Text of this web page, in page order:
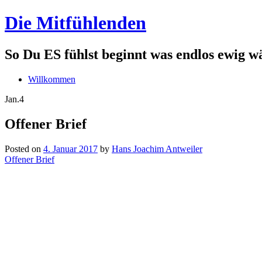
Die Mitfühlenden
So Du ES fühlst beginnt was endlos ewig
Willkommen
Jan.4
Offener Brief
Posted on 4. Januar 2017 by Hans Joachim Antweiler
Offener Brief